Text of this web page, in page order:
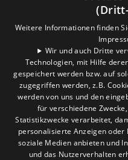
Leistungen
Gewerbekunden
Karriere
Unternehmen
Standort
Verden
Weitere Informationen finden
Wir und auch Dritte
Technologien, mit Hilfe
gespeichert werden bzw. auf
zugegriffen werden, z.B.
werden von uns und den
für verschiedene
Statistikzwecke verarbeitet,
personalisierte Anzeigen
soziale Medien anbieten und
und das Nutzerverhalten